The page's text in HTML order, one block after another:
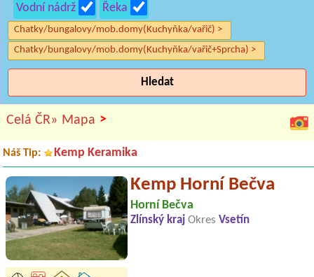
Vodní nádrž
Řeka
Chatky/bungalovy/mob.domy(Kuchyňka/vařič) >
Chatky/bungalovy/mob.domy(Kuchyňka/vařič+Sprcha) >
Hledat
Celá ČR» Mapa >
Náš Tip: Kemp Keramika
Kemp Horní Bečva
Horní Bečva
Zlínský kraj Okres Vsetín